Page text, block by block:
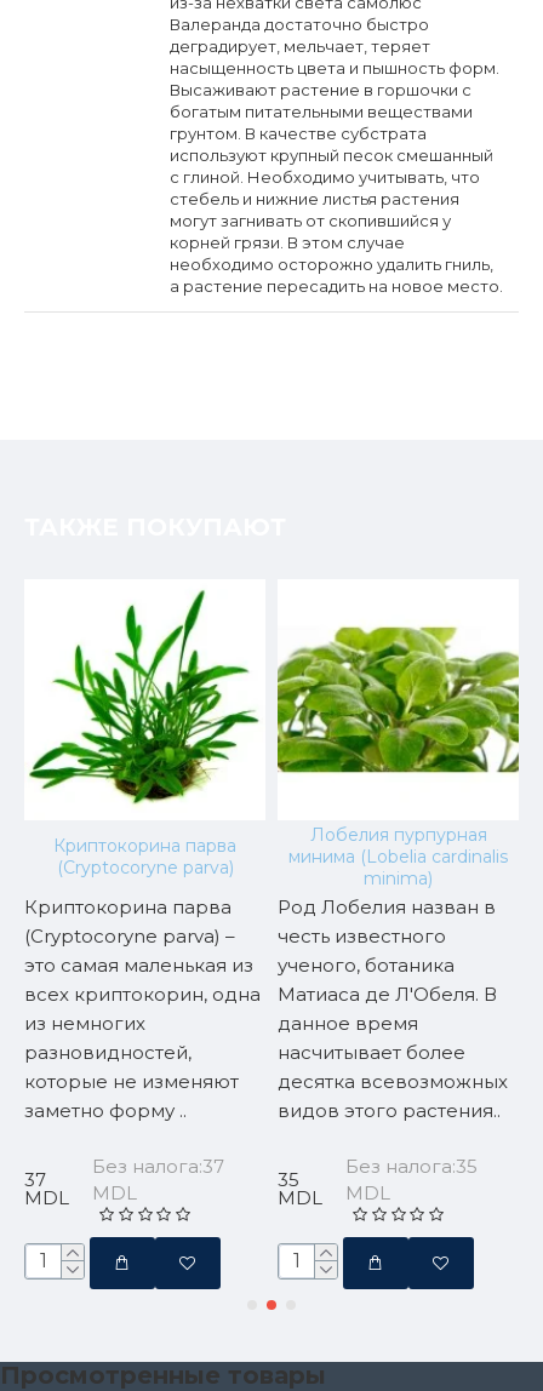
Валеранда достаточно быстро
деградирует, мельчает, теряет
насыщенность цвета и пышность форм.
Высаживают растение в горшочки с
богатым питательными веществами
грунтом. В качестве субстрата
используют крупный песок смешанный
с глиной. Необходимо учитывать, что
стебель и нижние листья растения
могут загнивать от скопившийся у
корней грязи. В этом случае
необходимо осторожно удалить гниль,
а растение пересадить на новое место.
Криптокорина парва
(Cryptocoryne parva)
Криптокорина парва
(Cryptocoryne parva) –
это самая маленькая из
всех криптокорин, одна
из немногих
разновидностей,
которые не изменяют
заметно форму ..
37
MDL
Без налога:37
MDL
Лобелия пурпурная
минима (Lobelia cardinalis
minima)
Род Лобелия назван в
честь известного
ученого, ботаника
Матиаса де Л'Обеля. В
данное время
насчитывает более
десятка всевозможных
видов этого растения..
35
MDL
Без налога:35
MDL
Просмотренные товары